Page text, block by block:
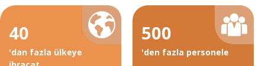
40
'dan fazla ülkeye
500
'den fazla personele